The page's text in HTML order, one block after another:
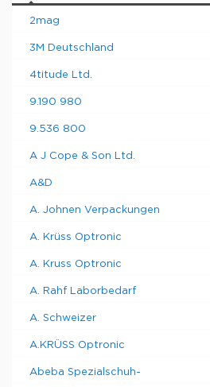
2mag
3M Deutschland
4titude Ltd.
9.190 980
9.536 800
A J Cope & Son Ltd.
A&D
A. Johnen Verpackungen
A. Krüss Optronic
A. Kruss Optronic
A. Rahf Laborbedarf
A. Schweizer
A.KRÜSS Optronic
Abeba Spezialschuh-